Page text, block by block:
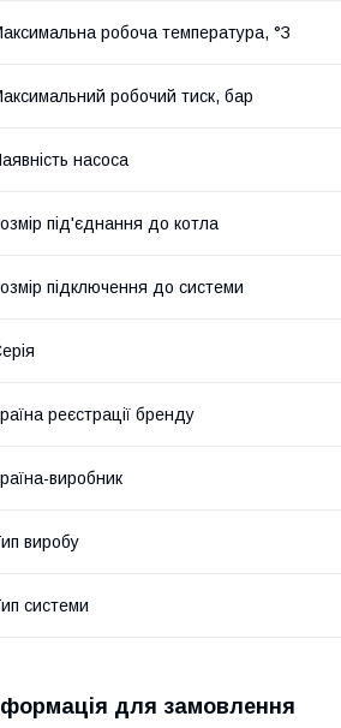
робоча температура, °З
робочий тиск, бар
насоса
під'єднання до котла
підключення до системи
реєстрації бренду
виробник
виробу
системи
для замовлення